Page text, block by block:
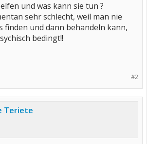
und was kann sie tun ?
sehr schlecht, weil man nie
finden und dann behandeln kann,
bedingt!!
#2
Teriete